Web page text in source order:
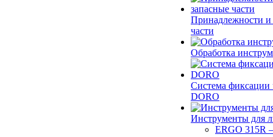
Принадлежности и
части
Обработка
Система фиксации
DORO
Инструменты для
ERGO 315R